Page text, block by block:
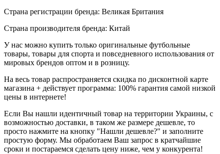
Страна регистрации бренда: Великая Британия
Страна производителя бренда: Китай
У нас можно купить только оригинальные футбольные
товары, товары для спорта и повседневного использования от
мировых брендов оптом и в розницу.
На весь товар распространяется скидка по дисконтной карте
магазина + действует программа: 100% гарантия самой низкой
цены в интернете!
Если Вы нашли идентичный товар на территории Украины, с
возможностью доставки, в таком же размере дешевле, то
просто нажмите на кнопку "Нашли дешевле?" и заполните
простую форму. Мы обработаем Ваш запрос в кратчайшие
сроки и постараемся сделать цену ниже, чем у конкурента!